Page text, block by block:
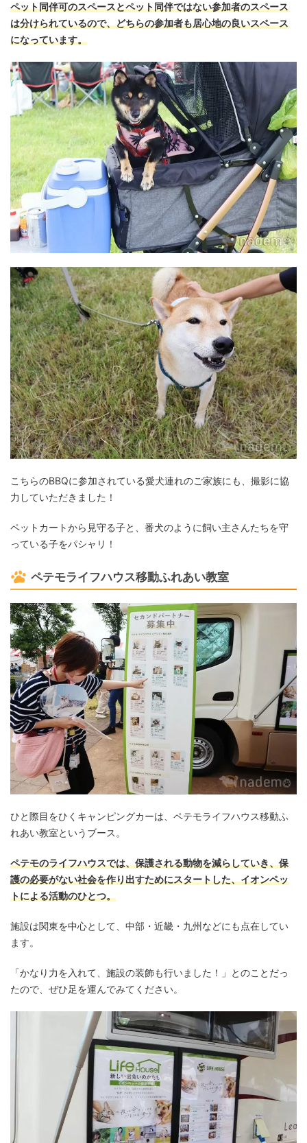
ペット同伴可のスペースとペット同伴ではない参加者のスペース
は分けられているので、どちらの参加者も居心地の良いスペース
になっています。
こちらのBBQに参加されている愛犬連れのご家族にも、撮影に協
力していただきました！
ペットカートから見守る子と、番犬のように飼い主さんたちを守
っている子をパシャリ！
ペテモライフハウス移動ふれあい教室
ひと際目をひくキャンピングカーは、ペテモライフハウス移動ふ
れあい教室というブース。
ペテモのライフハウスでは、保護される動物を減らしていき、保
護の必要がない社会を作り出すためにスタートした、イオンペッ
トによる活動のひとつ。
施設は関東を中心として、中部・近畿・九州などにも点在してい
ます。
「かなり力を入れて、施設の装飾も行いました！」とのことだっ
たので、ぜひ足を運んでみてください。